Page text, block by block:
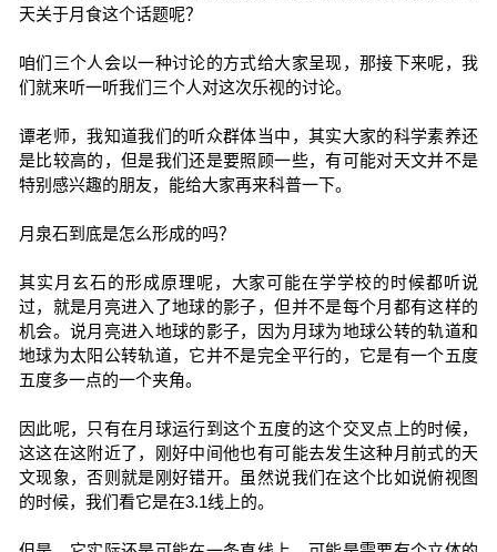
天关于月食这个话题呢？
咱们三个人会以一种讨论的方式给大家呈现，那接下来呢，我
们就来听一听我们三个人对这次乐视的讨论。
谭老师，我知道我们的听众群体当中，其实大家的科学素养还
是比较高的，但是我们还是要照顾一些，有可能对天文并不是
特别感兴趣的朋友，能给大家再来科普一下。
月泉石到底是怎么形成的吗？
其实月玄石的形成原理呢，大家可能在学学校的时候都听说
过，就是月亮进入了地球的影子，但并不是每个月都有这样的
机会。说月亮进入地球的影子，因为月球为地球公转的轨道和
地球为太阳公转轨道，它并不是完全平行的，它是有一个五度
五度多一点的一个夹角。
因此呢，只有在月球运行到这个五度的这个交叉点上的时候，
这这在这附近了，刚好中间他也有可能去发生这种月前式的天
文现象，否则就是刚好错开。虽然说我们在这个比如说俯视图
的时候，我们看它是在3.1线上的。